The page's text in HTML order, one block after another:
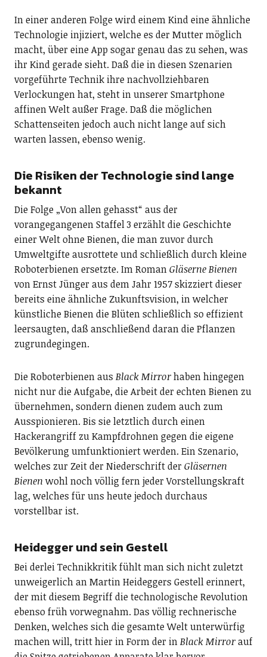
In einer anderen Folge wird einem Kind eine ähnliche
Technologie injiziert, welche es der Mutter möglich
macht, über eine App sogar genau das zu sehen, was
ihr Kind gerade sieht. Daß die in diesen Szenarien
vorgeführte Technik ihre nachvollziehbaren
Verlockungen hat, steht in unserer Smartphone
affinen Welt außer Frage. Daß die möglichen
Schattenseiten jedoch auch nicht lange auf sich
warten lassen, ebenso wenig.
Die Risiken der Technologie sind lange
bekannt
Die Folge „Von allen gehasst“ aus der
vorangegangenen Staffel 3 erzählt die Geschichte
einer Welt ohne Bienen, die man zuvor durch
Umweltgifte ausrottete und schließlich durch kleine
Roboterbienen ersetzte. Im RomanGläserne Bienen
von Ernst Jünger aus dem Jahr 1957 skizziert dieser
bereits eine ähnliche Zukunftsvision, in welcher
künstliche Bienen die Blüten schließlich so effizient
leersaugten, daß anschließend daran die Pflanzen
zugrundegingen.
Die Roboterbienen aus Black Mirrorhaben hingegen
nicht nur die Aufgabe, die Arbeit der echten Bienen zu
übernehmen, sondern dienen zudem auch zum
Ausspionieren. Bis sie letztlich durch einen
Hackerangriff zu Kampfdrohnen gegen die eigene
Bevölkerung umfunktioniert werden. Ein Szenario,
welches zur Zeit der Niederschrift derGläsernen
Bienen wohl noch völlig fern jeder Vorstellungskraft
lag, welches für uns heute jedoch durchaus
vorstellbar ist.
Heidegger und sein Gestell
Bei derlei Technikkritik fühlt man sich nicht zuletzt
unweigerlich an Martin Heideggers Gestell erinnert,
der mit diesem Begriff die technologische Revolution
ebenso früh vorwegnahm. Das völlig rechnerische
Denken, welches sich die gesamte Welt unterwürfig
machen will, tritt hier in Form der inBlack Mirrorauf